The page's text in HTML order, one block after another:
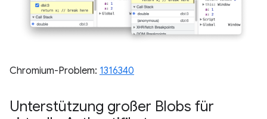
Chromium-Problem: 1316340
Unterstützung großer Blobs für